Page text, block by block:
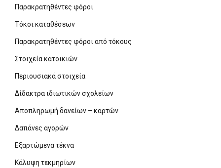
Παρακρατηθέντες φόροι
Τόκοι καταθέσεων
Παρακρατηθέντες φόροι από τόκους
Στοιχεία κατοικιών
Περιουσιακά στοιχεία
Δίδακτρα ιδιωτικών σχολείων
Αποπληρωμή δανείων – καρτών
Δαπάνες αγορών
Εξαρτώμενα τέκνα
Κάλυψη τεκμηρίων